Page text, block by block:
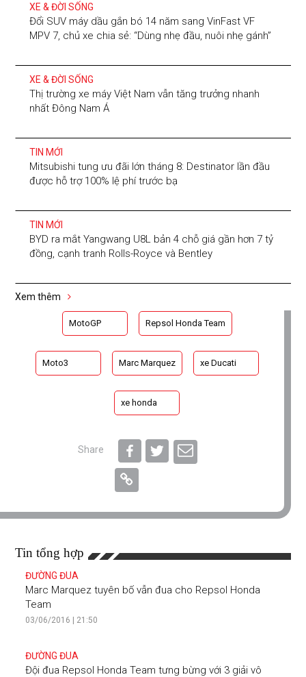
XE & ĐỜI SỐNG
Đổi SUV máy dầu gắn bó 14 năm sang VinFast VF
MPV 7, chủ xe chia sẻ: “Dùng nhẹ đầu, nuôi nhẹ gánh”
XE & ĐỜI SỐNG
Thị trường xe máy Việt Nam vẫn tăng trưởng nhanh
nhất Đông Nam Á
TIN MỚI
Mitsubishi tung ưu đãi lớn tháng 8: Destinator lần đầu
được hỗ trợ 100% lệ phí trước bạ
TIN MỚI
BYD ra mắt Yangwang U8L bản 4 chỗ giá gần hơn 7 tỷ
đồng, cạnh tranh Rolls-Royce và Bentley
Xem thêm
MotoGP Repsol Honda Team
Moto3 Marc Marquez xe Ducati
xe honda
Share
Tin tổng hợp
ĐƯỜNG ĐUA
Marc Marquez tuyên bố vẫn đua cho Repsol Honda
Team
03/06/2016 | 21:50
ĐƯỜNG ĐUA
Đội đua Repsol Honda Team tưng bừng với 3 giải vô